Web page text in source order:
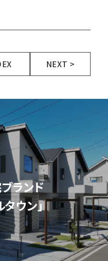
NEXT >
ランド
タウン」